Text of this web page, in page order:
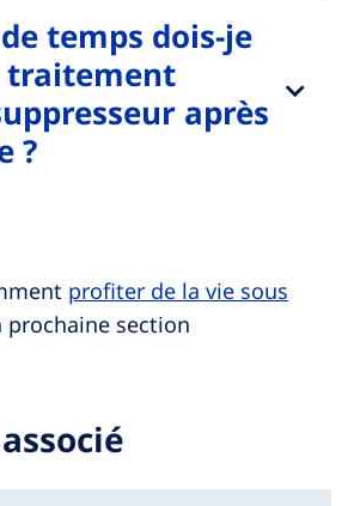
temps dois-je
traitement
après
?
profiter de la vie sous
prochaine section